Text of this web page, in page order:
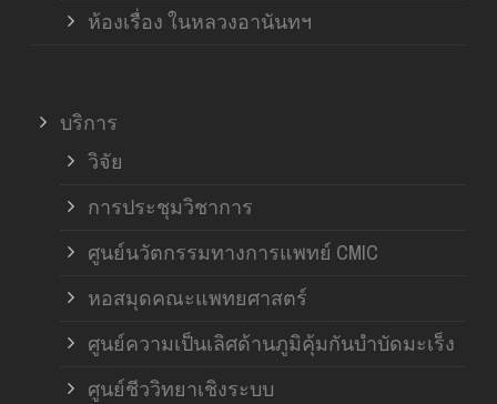
ห้องเรื่อง ในหลวงอานันทฯ
บริการ
วิจัย
การประชุมวิชาการ
ศูนย์นวัตกรรมทางการแพทย์ CMIC
หอสมุดคณะแพทยศาสตร์
ศูนย์ความเป็นเลิศด้านภูมิคุ้มกันบำบัดมะเร็ง
ศูนย์ชีววิทยาเชิงระบบ